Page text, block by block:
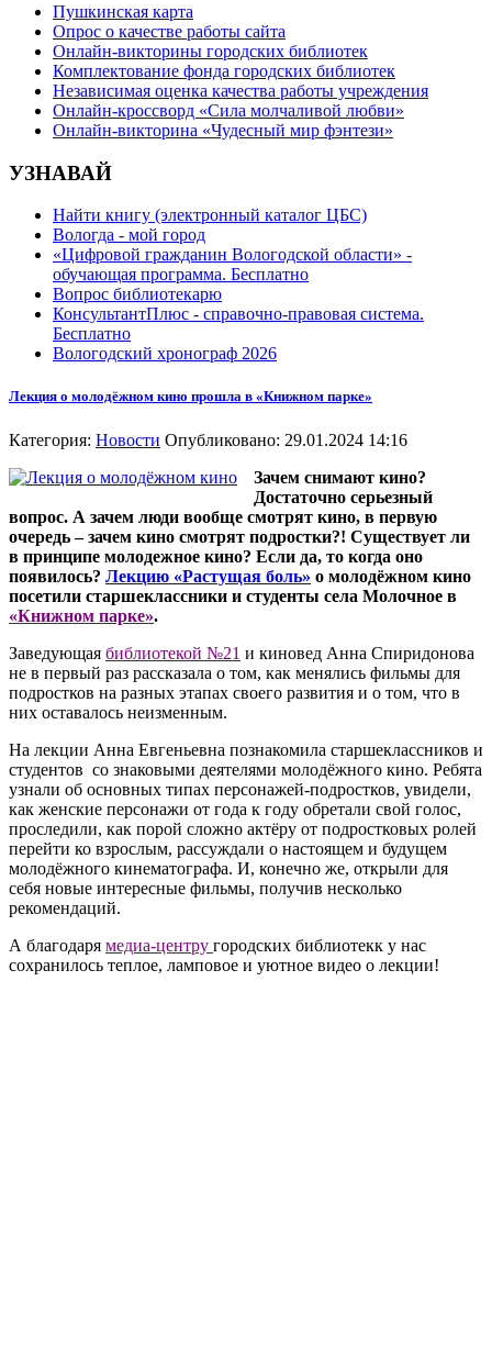
Пушкинская карта
Опрос о качестве работы сайта
Онлайн-викторины городских библиотек
Комплектование фонда городских библиотек
Независимая оценка качества работы учреждения
Онлайн-кроссворд «Сила молчаливой любви»
Онлайн-викторина «Чудесный мир фэнтези»
УЗНАВАЙ
Найти книгу (электронный каталог ЦБС)
Вологда - мой город
«Цифровой гражданин Вологодской области» -
обучающая программа. Бесплатно
Вопрос библиотекарю
КонсультантПлюс - справочно-правовая система.
Бесплатно
Вологодский хронограф 2026
Лекция о молодёжном кино прошла в «Книжном парке»
Категория: Новости Опубликовано: 29.01.2024 14:16
Зачем снимают кино?
Достаточно серьезный
вопрос. А зачем люди вообще смотрят кино, в первую
очередь – зачем кино смотрят подростки?! Существует ли
в принципе молодежное кино? Если да, то когда оно
появилось? Лекцию «Растущая боль» о молодёжном кино
посетили старшеклассники и студенты села Молочное в
«Книжном парке».
Заведующая библиотекой №21 и киновед Анна Спиридонова
не в первый раз рассказала о том, как менялись фильмы для
подростков на разных этапах своего развития и о том, что в
них оставалось неизменным.
На лекции Анна Евгеньевна познакомила старшеклассников и
студентов со знаковыми деятелями молодёжного кино. Ребята
узнали об основных типах персонажей-подростков, увидели,
как женские персонажи от года к году обретали свой голос,
проследили, как порой сложно актёру от подростковых ролей
перейти ко взрослым, рассуждали о настоящем и будущем
молодёжного кинематографа. И, конечно же, открыли для
себя новые интересные фильмы, получив несколько
рекомендаций.
А благодаря медиа-центру городских библиотекк у нас
сохранилось теплое, ламповое и уютное видео о лекции!